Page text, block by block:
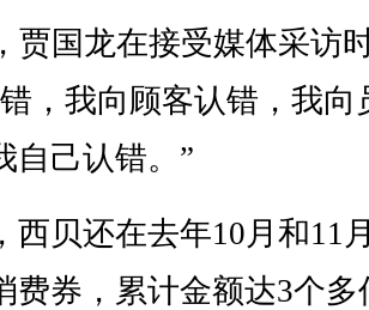
国龙在接受媒体采访
，我向顾客认错，我向
自己认错。”
贝还在去年10月和11
费券，累计金额达3个多